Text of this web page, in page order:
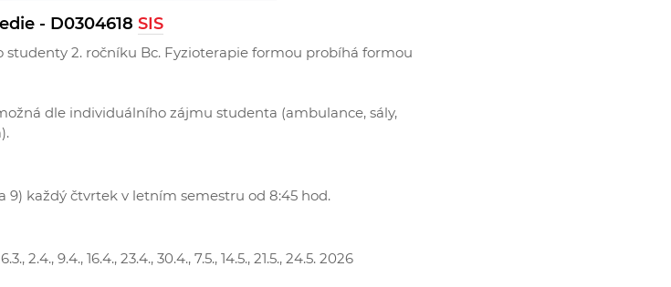
- D0304618 SIS
studenty 2. ročníku Bc. Fyzioterapie formou probíhá formou
dle individuálního zájmu studenta (ambulance, sály,
9) každý čtvrtek v letním semestru od 8:45 hod.
2.4., 9.4., 16.4., 23.4., 30.4., 7.5., 14.5., 21.5., 24.5. 2026